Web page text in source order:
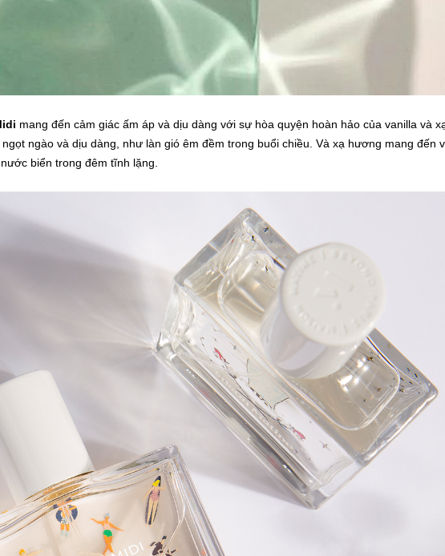
mang đến cảm giác ấm áp và dịu dàng với sự hòa quyện hoàn hảo của vanilla và
ngào và dịu dàng, như làn gió êm đềm trong buổi chiều. Và xạ hương mang đến
biển trong đêm tĩnh lặng.